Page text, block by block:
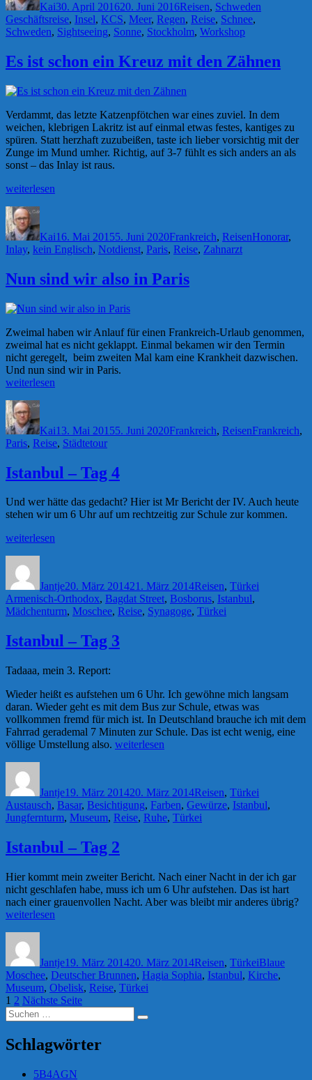
Kai30. April 201620. Juni 2016Reisen, Schweden
Geschäftsreise, Insel, KCS, Meer, Regen, Reise, Schnee,
Schweden, Sightseeing, Sonne, Stockholm, Workshop
Es ist schon ein Kreuz mit den Zähnen
Verdammt, das letzte Katzenpfötchen war eines zuviel. In dem
weichen, klebrigen Lakritz ist auf einmal etwas festes, kantiges zu
spüren. Statt herzhaft zuzubeißen, taste ich lieber vorsichtig mit der
Zunge im Mund umher. Richtig, auf 3-7 fühlt es sich anders an als
sonst – das Inlay ist raus.
„Es
schon
ein
Kreuz
mit
Zähnen“
weiterlesen
Autor
Kai16. Mai 20155. Juni 2020Frankreich, ReisenHonorar,
Inlay, kein Englisch, Notdienst, Paris, Reise, Zahnarzt
Nun sind wir also in Paris
Zweimal haben wir Anlauf für einen Frankreich-Urlaub genommen,
zweimal hat es nicht geklappt. Einmal bekamen wir den Termin
nicht geregelt, beim zweiten Mal kam eine Krankheit dazwischen.
Und nun sind wir in Paris.
„Nun
wir
also
in
Paris“
weiterlesen
Autor
Kai13. Mai 20155. Juni 2020Frankreich, ReisenFrankreich,
Paris, Reise, Städtetour
Istanbul – Tag 4
Und wer hätte das gedacht? Hier ist Mr Bericht der IV. Auch heute
stehen wir um 6 Uhr auf um rechtzeitig zur Schule zur kommen.
„Istanbul
Tag
weiterlesen
Jantje20. März 201421. März 2014Reisen, Türkei
Armenisch-Orthodox, Bagdat Street, Bosborus, Istanbul,
Mädchenturm, Moschee, Reise, Synagoge, Türkei
Istanbul – Tag 3
Tadaaa, mein 3. Report:
Wieder heißt es aufstehen um 6 Uhr. Ich gewöhne mich langsam
daran. Wieder geht es mit dem Bus zur Schule, etwas was
vollkommen fremd für mich ist. In Deutschland brauche ich mit dem
Fahrrad gerademal 7 Minuten zur Schule. Das ist echt wenig, eine
völlige Umstellung also. „Istanbul
weiterlesen
Jantje19. März 201420. März 2014Reisen, Türkei
Austausch, Basar, Besichtigung, Farben, Gewürze, Istanbul,
Jungfernturm, Museum, Reise, Ruhe, Türkei
Istanbul – Tag 2
Hier kommt mein zweiter Bericht. Nach einer Nacht in der ich gar
nicht geschlafen habe, muss ich um 6 Uhr aufstehen. Das ist hart
nach einer grauenvollen Nacht. Aber was bleibt mir anderes übrig?
weiterlesen
Jantje19. März 201420. März 2014Reisen, TürkeiBlaue
Moschee, Deutscher Brunnen, Hagia Sophia, Istanbul, Kirche,
Museum, Obelisk, Reise, Türkei
Seitennummerierung
der
Beiträge
Seite
1 Seite
2 Nächste Seite
Suchen
nach:
Suchen
Schlagwörter
5B4AGN